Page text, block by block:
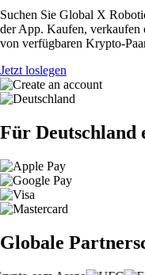
Suchen Sie Global X
der App. Kaufen, verkaufen
von verfügbaren Krypto-
Jetzt loslegen
Für Deutschland
Globale